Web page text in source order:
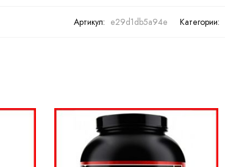
Артикул: e29d1db5a94e Категории: